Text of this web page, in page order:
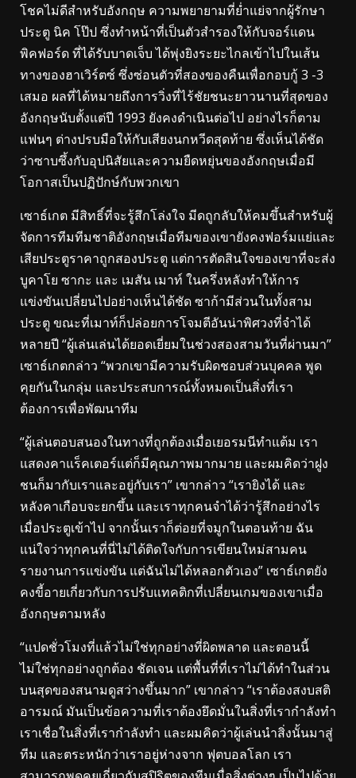
โชคไม่ดีสำหรับอังกฤษ ความพยายามที่ย่ำแย่จากผู้รักษา
ประตู นิค โป๊ป ซึ่งทำหน้าที่เป็นตัวสำรองให้กับจอร์แดน
พิคฟอร์ด ที่ได้รับบาดเจ็บ ได้พุ่งยิงระยะไกลเข้าไปในเส้น
ทางของฮาเวิร์ตซ์ ซึ่งซ่อนตัวที่สองของคืนเพื่อกอบกู้ 3 -3
เสมอ ผลที่ได้หมายถึงการวิ่งที่ไร้ชัยชนะยาวนานที่สุดของ
อังกฤษนับตั้งแต่ปี 1993 ยังคงดำเนินต่อไป อย่างไรก็ตาม
แฟนๆ ต่างปรบมือให้กับเสียงนกหวีดสุดท้าย ซึ่งเห็นได้ชัด
ว่าซาบซึ้งกับอุปนิสัยและความยืดหยุ่นของอังกฤษเมื่อมี
โอกาสเป็นปฏิปักษ์กับพวกเขา
เซาธ์เกต มีสิทธิ์ที่จะรู้สึกโล่งใจ มีดถูกลับให้คมขึ้นสำหรับผู้
จัดการทีมทีมชาติอังกฤษเมื่อทีมของเขายังคงฟอร์มแย่และ
เสียประตูราคาถูกสองประตู แต่การตัดสินใจของเขาที่จะส่ง
บูคาโย ซากะ และ เมสัน เมาท์ ในครึ่งหลังทำให้การ
แข่งขันเปลี่ยนไปอย่างเห็นได้ชัด ซาก้ามีส่วนในทั้งสาม
ประตู ขณะที่เมาท์ก็ปล่อยการโจมตีอันน่าพิศวงที่จำได้
หลายปี “ผู้เล่นเล่นได้ยอดเยี่ยมในช่วงสองสามวันที่ผ่านมา”
เซาธ์เกตกล่าว “พวกเขามีความรับผิดชอบส่วนบุคคล พูด
คุยกันในกลุ่ม และประสบการณ์ทั้งหมดเป็นสิ่งที่เรา
ต้องการเพื่อพัฒนาทีม
“ผู้เล่นตอบสนองในทางที่ถูกต้องเมื่อเยอรมนีทำแต้ม เรา
แสดงคาแร็คเตอร์แต่ก็มีคุณภาพมากมาย และผมคิดว่าฝูง
ชนก็มากับเราและอยู่กับเรา” เขากล่าว “เรายิงได้ และ
หลังคาเกือบจะยกขึ้น และเราทุกคนจำได้ว่ารู้สึกอย่างไร
เมื่อประตูเข้าไป จากนั้นเราก็ต่อยที่จมูกในตอนท้าย ฉัน
แน่ใจว่าทุกคนที่นี่ไม่ได้ติดใจกับการเขียนใหม่สามคน
รายงานการแข่งขัน แต่ฉันไม่ได้หลอกตัวเอง” เซาธ์เกตยัง
คงขี้อายเกี่ยวกับการปรับแทคติกที่เปลี่ยนเกมของเขาเมื่อ
อังกฤษตามหลัง
“แปดชั่วโมงที่แล้วไม่ใช่ทุกอย่างที่ผิดพลาด และตอนนี้
ไม่ใช่ทุกอย่างถูกต้อง ชัดเจน แต่พื้นที่ที่เราไม่ได้ทำในส่วน
บนสุดของสนามดูสว่างขึ้นมาก” เขากล่าว “เราต้องสงบสติ
อารมณ์ มันเป็นข้อความที่เราต้องยึดมั่นในสิ่งที่เรากำลังทำ
เราเชื่อในสิ่งที่เรากำลังทำ และผมคิดว่าผู้เล่นนำสิ่งนั้นมาสู่
ทีม และตระหนักว่าเราอยู่ห่างจาก ฟุตบอลโลก เรา